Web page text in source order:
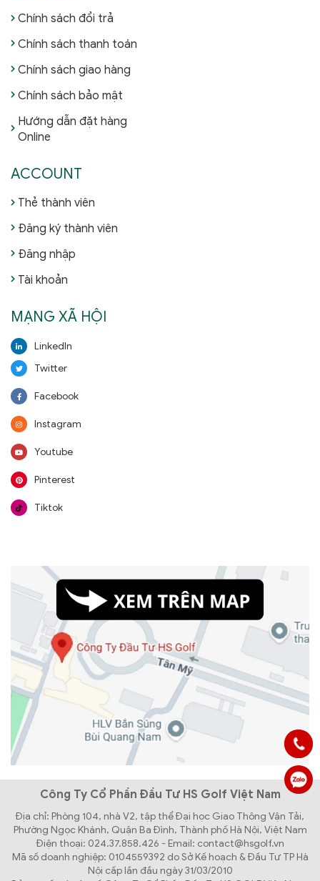
Chính sách đổi trả
Chính sách thanh toán
Chính sách giao hàng
Chính sách bảo mật
Hướng dẫn đặt hàng
Online
ACCOUNT
Thẻ thành viên
Đăng ký thành viên
Đăng nhập
Tài khoản
MẠNG XÃ HỘI
LinkedIn
Twitter
Facebook
Instagram
Youtube
Pinterest
Tiktok
Công Ty Cổ Phần Đầu Tư HS Golf Việt Nam
Địa chỉ: Phòng 104, nhà V2, tập thể Đại học Giao Thông Vận Tải,
Phường Ngọc Khánh, Quận Ba Đình, Thành phố Hà Nội, Việt Nam
Điện thoại: 024.37.858.426 - Email: contact@hsgolf.vn
Mã số doanh nghiệp: 0104559392 do Sở Kế hoạch & Đầu Tư TP Hà
Nội cấp lần đầu ngày 31/03/2010